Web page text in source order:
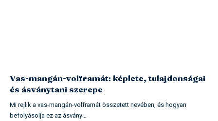
Vas-mangán-volframát: képlete, tulajdonságai
és ásványtani szerepe
Mi rejlik a vas-mangán-volframát összetett nevében, és hogyan
befolyásolja ez az ásvány…